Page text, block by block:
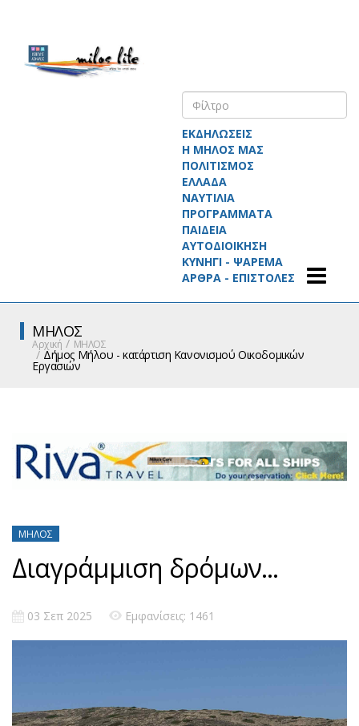
ΕΚΔΗΛΩΣΕΙΣ
Η ΜΗΛΟΣ ΜΑΣ
ΠΟΛΙΤΙΣΜΟΣ
ΕΛΛΑΔΑ
ΝΑΥΤΙΛΙΑ
ΠΡΟΓΡΑΜΜΑΤΑ
ΠΑΙΔΕΙΑ
ΑΥΤΟΔΙΟΙΚΗΣΗ
ΚΥΝΗΓΙ - ΨΑΡΕΜΑ
ΑΡΘΡΑ - ΕΠΙΣΤΟΛΕΣ
ΜΗΛΟΣ
Αρχική ΜΗΛΟΣ
Δήμος Μήλου - κατάρτιση Κανονισμού Οικοδομικών
Εργασιών
ΜΉΛΟΣ
Διαγράμμιση δρόμων...
03 Σεπ 2025 Εμφανίσεις: 1461